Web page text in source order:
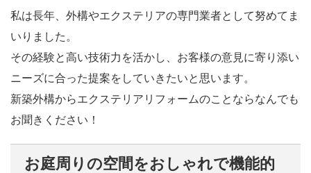
私は長年、外構やエクステリアの専門業者として努めてま
いりました。
その経験と高い技術力を活かし、お客様の意見に寄り添い
ニーズに合った提案をしていきたいと思います。
新築外構からエクステリアリフォームのことならなんでも
お聞きください！
お庭周りの空間をおしゃれで機能的